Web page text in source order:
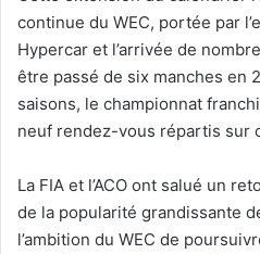
continue du WEC, portée par
Hypercar et l’arrivée de
être passé de six manches en
saisons, le championnat
neuf rendez-vous répartis sur
La FIA et l’ACO ont salué un
de la popularité grandissante
l’ambition du WEC de